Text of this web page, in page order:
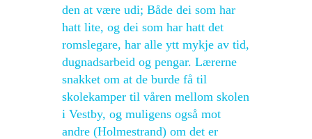
den at være udi; Både dei som har
hatt lite, og dei som har hatt det
romslegare, har alle ytt mykje av tid,
dugnadsarbeid og pengar. Lærerne
snakket om at de burde få til
skolekamper til våren mellom skolen
i Vestby, og muligens også mot
andre (Holmestrand) om det er